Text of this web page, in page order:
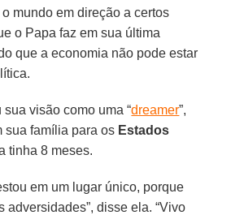
mundo em direção a certos
o Papa faz em sua última
que a economia não pode estar
visão como uma “dreamer”,
sua família para os Estados
tinha 8 meses.
em um lugar único, porque
adversidades”, disse ela. “Vivo